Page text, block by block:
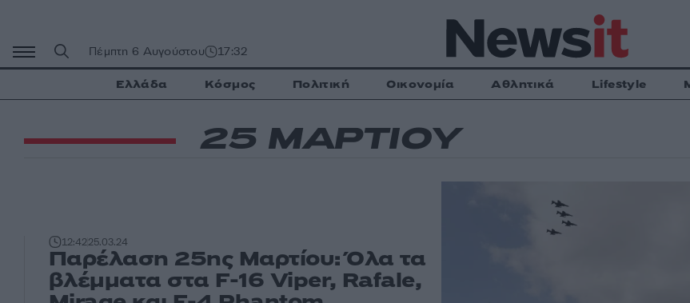
περιεχόμενο
Πέμπτη 6 Αυγούστου 17:32
Ελλάδα Κόσμος Πολιτική Οικονομία Αθλητικά Lifestyle
25 ΜΑΡΤΙΟΥ
12:4225.03.24
Παρέλαση 25ης Μαρτίου: Όλα τα
βλέμματα στα F-16 Viper, Rafale,